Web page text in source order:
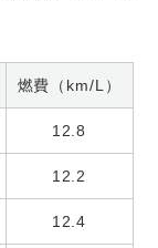
燃費（km/L）
12.8
12.2
12.4